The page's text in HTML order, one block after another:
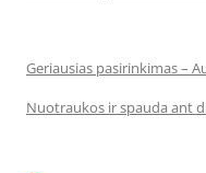
Geriausias pasirinkimas –
Nuotraukos ir spauda ant